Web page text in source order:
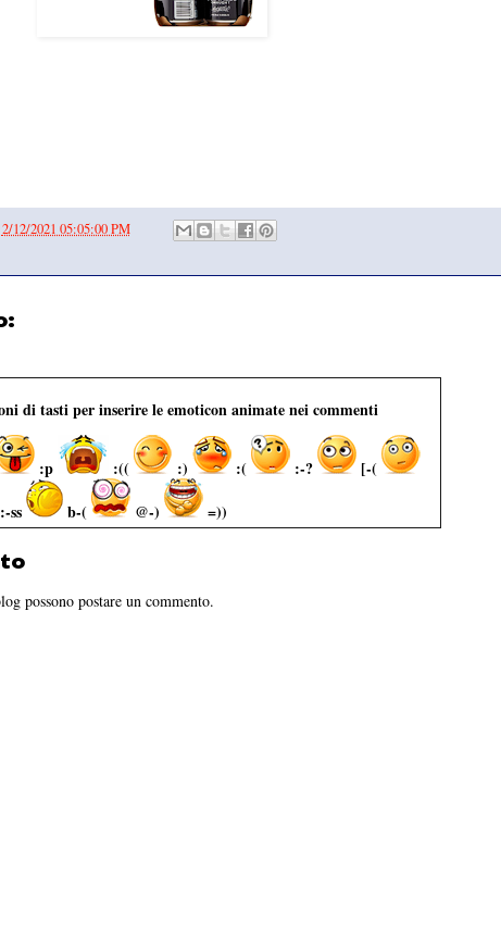
2/12/2021 05:05:00 PM
di tasti per inserire le emoticon animate nei commenti
:p :(( :) :( :-?
[-(
ss b-( @-) =))
possono postare un commento.